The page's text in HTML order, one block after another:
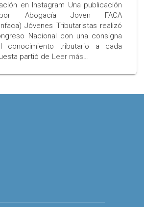
en Instagram Una publicación
Abogacía Joven FACA
Jóvenes Tributaristas realizó
Nacional con una consigna
conocimiento tributario a cada
partió de Leer más…